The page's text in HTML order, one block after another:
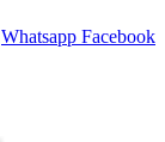
Whatsapp Facebook